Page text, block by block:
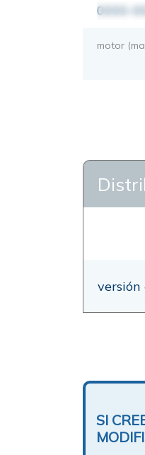
0000-
motor
SI